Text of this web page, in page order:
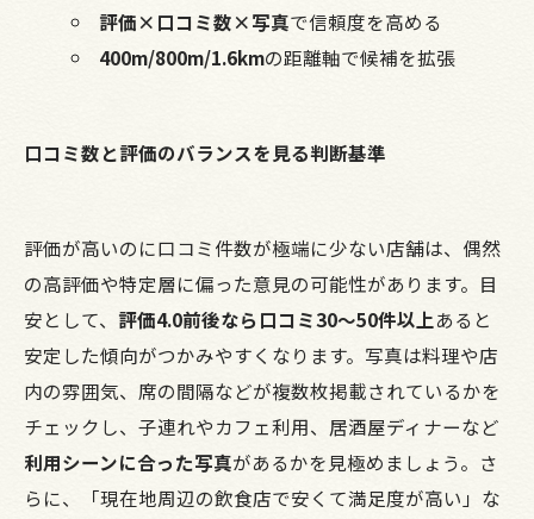
評価×口コミ数×写真で信頼度を高める
400m/800m/1.6kmの距離軸で候補を拡張
口コミ数と評価のバランスを見る判断基準
評価が高いのに口コミ件数が極端に少ない店舗は、偶然
の高評価や特定層に偏った意見の可能性があります。目
安として、 評価4.0前後なら口コミ30〜50件以上あると
安定した傾向がつかみやすくなります。写真は料理や店
内の雰囲気、席の間隔などが複数枚掲載されているかを
チェックし、子連れやカフェ利用、居酒屋ディナーなど
利用シーンに合った写真があるかを見極めましょう。さ
らに、「現在地周辺の飲食店で安くて満足度が高い」な